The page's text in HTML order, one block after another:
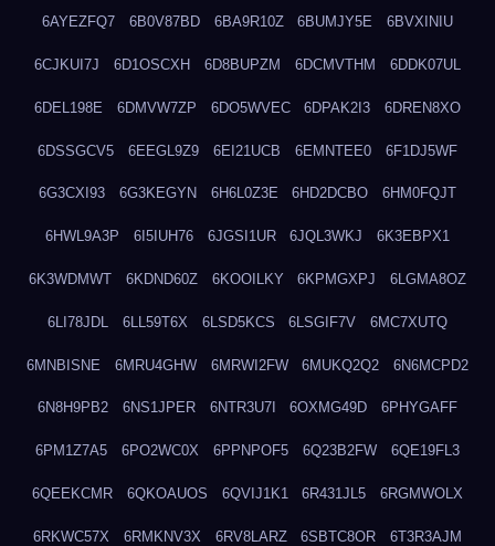
6AYEZFQ7 6B0V87BD 6BA9R10Z 6BUMJY5E 6BVXINIU
6CJKUI7J 6D1OSCXH 6D8BUPZM 6DCMVTHM 6DDK07UL
6DEL198E 6DMVW7ZP 6DO5WVEC 6DPAK2I3 6DREN8XO
6DSSGCV5 6EEGL9Z9 6EI21UCB 6EMNTEE0 6F1DJ5WF
6G3CXI93 6G3KEGYN 6H6L0Z3E 6HD2DCBO 6HM0FQJT
6HWL9A3P 6I5IUH76 6JGSI1UR 6JQL3WKJ 6K3EBPX1
6K3WDMWT 6KDND60Z 6KOOILKY 6KPMGXPJ 6LGMA8OZ
6LI78JDL 6LL59T6X 6LSD5KCS 6LSGIF7V 6MC7XUTQ
6MNBISNE 6MRU4GHW 6MRWI2FW 6MUKQ2Q2 6N6MCPD2
6N8H9PB2 6NS1JPER 6NTR3U7I 6OXMG49D 6PHYGAFF
6PM1Z7A5 6PO2WC0X 6PPNPOF5 6Q23B2FW 6QE19FL3
6QEEKCMR 6QKOAUOS 6QVIJ1K1 6R431JL5 6RGMWOLX
6RKWC57X 6RMKNV3X 6RV8LARZ 6SBTC8OR 6T3R3AJM